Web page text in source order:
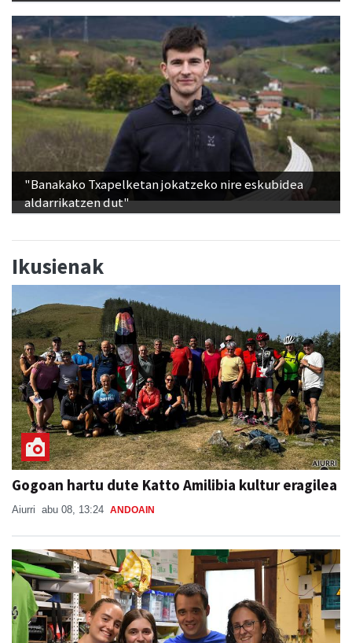
"Banakako Txapelketan jokatzeko nire eskubidea
aldarrikatzen dut"
Ikusienak
Gogoan hartu dute Katto Amilibia kultur eragilea
Aiurri abu 08, 13:24 ANDOAIN